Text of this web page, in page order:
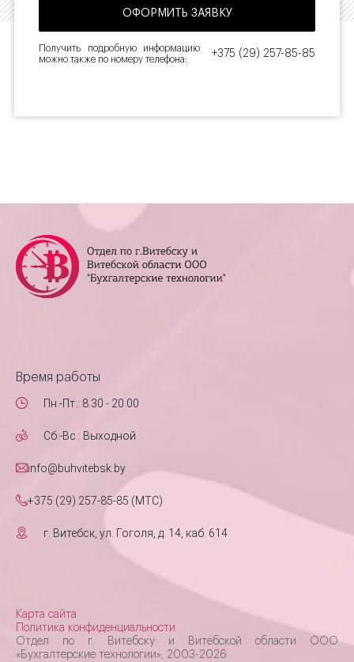
Получить подробную информацию
можно также по номеру телефона:
+375 (29) 257-85-85
Время работы
Пн.-Пт.: 8.30 - 20.00
Сб.-Вс.: Выходной
info@buhvitebsk.by
+375 (29) 257-85-85 (MTC)
г. Витебск, ул. Гоголя, д. 14, каб. 614
Карта сайта
Политика конфиденциальности
Отдел по г. Витебску и Витебской области ООО
«Бухгалтерские технологии», 2003-2026